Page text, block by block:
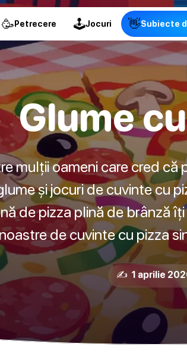
🥳Petrecere 🕹Jocuri 👋Subiecte
Glume
mulții oameni care cred
și jocuri de cuvinte cu
de pizza plină de brânză
noastre de cuvinte cu pizza
✍️ 1 aprilie